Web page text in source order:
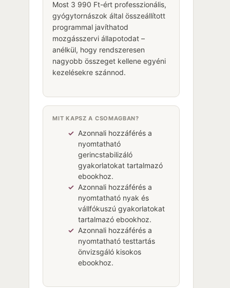
Most 3 990 Ft-ért professzionális,
gyógytornászok által összeállított
programmal javíthatod
mozgásszervi állapotodat –
anélkül, hogy rendszeresen
nagyobb összeget kellene egyéni
kezelésekre szánnod.
MIT KAPSZ A CSOMAGBAN?
✓ Azonnali hozzáférés a
nyomtatható
gerincstabilizáló
gyakorlatokat tartalmazó
ebookhoz.
✓ Azonnali hozzáférés a
nyomtatható nyak és
vállfókuszú gyakorlatokat
tartalmazó ebookhoz.
✓ Azonnali hozzáférés a
nyomtatható testtartás
önvizsgáló kisokos
ebookhoz.